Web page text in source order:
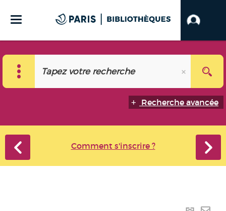
Recherche avancée
Comment s'inscrire ?
Lien